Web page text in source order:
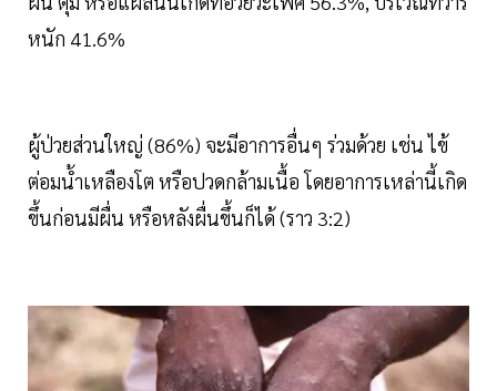
หนัก 41.6%
ผู้ป่วยส่วนใหญ่ (86%) จะมีอาการอื่นๆ ร่วมด้วย เช่น ไข้
ต่อมน้ำเหลืองโต หรือปวดกล้ามเนื้อ โดยอาการเหล่านี้เกิด
ขึ้นก่อนมีผื่น หรือหลังผื่นขึ้นก็ได้ (ราว 3:2)